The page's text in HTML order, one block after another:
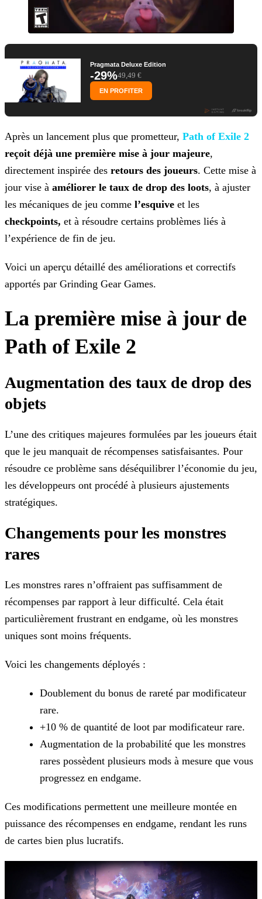
Pragmata Deluxe Edition
-29%49,49 €
EN PROFITER
Après un lancement plus que prometteur, Path of Exile 2
reçoit déjà une première mise à jour majeure,
directement inspirée des retours des joueurs. Cette mise à
jour vise à améliorer le taux de drop des loots, à ajuster
les mécaniques de jeu comme l’esquive et les
checkpoints, et à résoudre certains problèmes liés à
l’expérience de fin de jeu.
Voici un aperçu détaillé des améliorations et correctifs
apportés par Grinding Gear Games.
La première mise à jour de
Path of Exile 2
Augmentation des taux de drop des
objets
L’une des critiques majeures formulées par les joueurs était
que le jeu manquait de récompenses satisfaisantes. Pour
résoudre ce problème sans déséquilibrer l’économie du jeu,
les développeurs ont procédé à plusieurs ajustements
stratégiques.
Changements pour les monstres
rares
Les monstres rares n’offraient pas suffisamment de
récompenses par rapport à leur difficulté. Cela était
particulièrement frustrant en endgame, où les monstres
uniques sont moins fréquents.
Voici les changements déployés :
Doublement du bonus de rareté par modificateur
rare.
+10 % de quantité de loot par modificateur rare.
Augmentation de la probabilité que les monstres
rares possèdent plusieurs mods à mesure que vous
progressez en endgame.
Ces modifications permettent une meilleure montée en
puissance des récompenses en endgame, rendant les runs
de cartes bien plus lucratifs.